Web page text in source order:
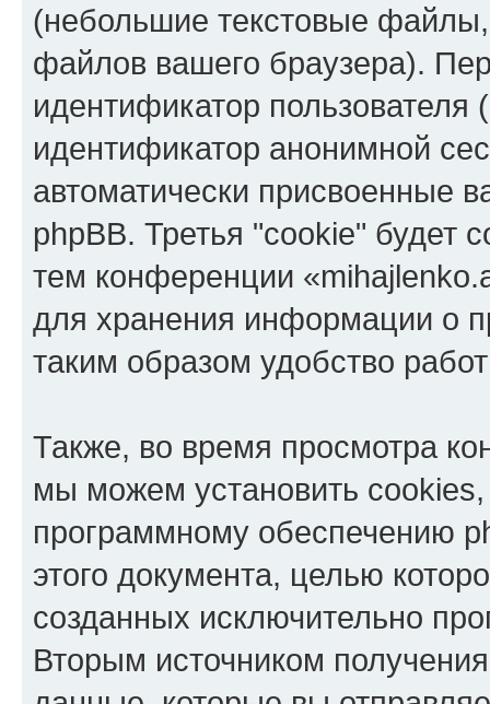
(небольшие текстовые
файлов вашего браузера).
идентификатор
идентификатор анонимной
автоматически присвоенные
phpBB. Третья "cookie" будет
тем конференции
для хранения информации о
таким образом удобство
Также, во время просмотра
мы можем установить
программному обеспечению
этого документа, целью
созданных исключительно
Вторым источником